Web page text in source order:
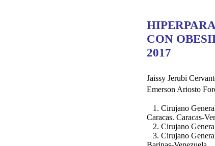
CON
2017
Jaissy Jerubi
Emerson Ariosto
1. Cirujano
Caracas. Caracas-
2. Cirujano
3. Cirujano